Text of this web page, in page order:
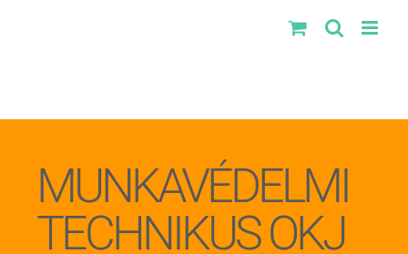
MUNKAVÉDELMI
TECHNIKUS OKJ